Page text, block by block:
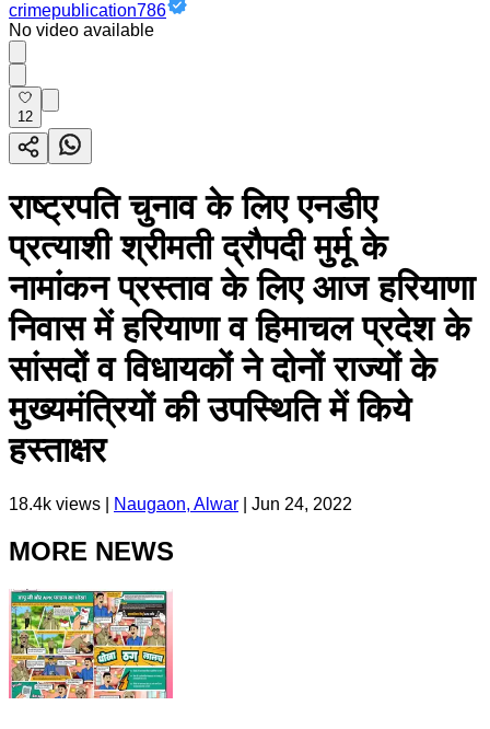
crimepublication786
No video available
12
राष्ट्रपति चुनाव के लिए एनडीए
प्रत्याशी श्रीमती द्रौपदी मुर्मू के
नामांकन प्रस्ताव के लिए आज हरियाणा
निवास में हरियाणा व हिमाचल प्रदेश के
सांसदों व विधायकों ने दोनों राज्यों के
मुख्यमंत्रियों की उपस्थिति में किये
हस्ताक्षर
18.4k views | Naugaon, Alwar Jun 24, 2022
MORE NEWS